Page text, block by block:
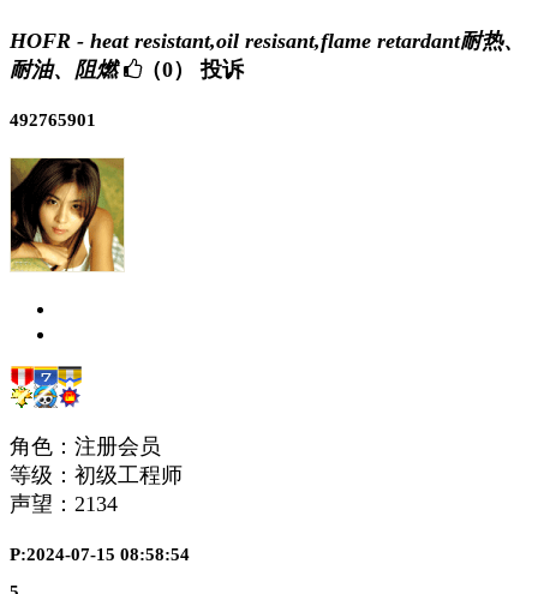
HOFR - heat resistant,oil resisant,flame retardant耐热、
耐油、阻燃
（0） 投诉
492765901
角色：注册会员
等级：初级工程师
声望： 2134
P:2024-07-15 08:58:54